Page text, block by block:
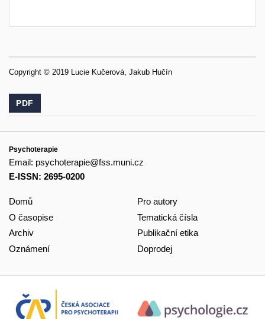
Copyright © 2019 Lucie Kučerová, Jakub Hučín
PDF
Psychoterapie
Email: psychoterapie@fss.muni.cz
E-ISSN: 2695-0200
Domů
O časopise
Archiv
Oznámení
Pro autory
Tematická čísla
Publikační etika
Doprodej